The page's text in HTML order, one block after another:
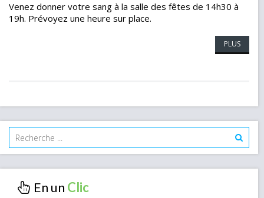
Venez donner votre sang à la salle des fêtes de 14h30 à
19h. Prévoyez une heure sur place.
PLUS
En un